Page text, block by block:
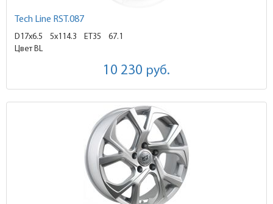
Tech Line RST.087
D17x6.5 5x114.3 ET35
67.1
Цвет BL
10 230 руб.